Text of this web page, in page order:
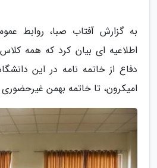
به گزارش آفتاب صبا، روابط
اطلاعیه ای بیان کرد که همه
دفاع از خاتمه نامه در این
امیکرون، تا خاتمه بهمن غیرحضوری